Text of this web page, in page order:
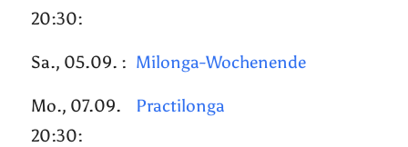
20:30:
Sa., 05.09. : Milonga-Wochenende
Mo., 07.09.
20:30:
Practilonga